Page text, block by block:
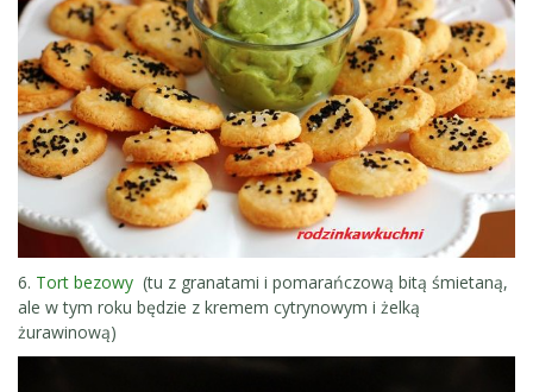
6. Tort bezowy (tu z granatami i pomarańczową bitą śmietaną,
ale w tym roku będzie z kremem cytrynowym i żelką
żurawinową)